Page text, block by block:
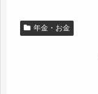
年金・お金